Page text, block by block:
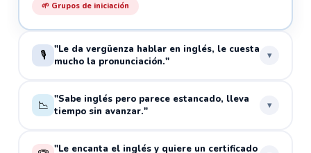
🌱 Grupos de iniciación
🎙️
"Le da vergüenza hablar en inglés, le cuesta
mucho la pronunciación."
▾
La vergüenza al hablar se trabaja desde el primer día.
Nuestros profesores nativos crean un entorno seguro
📉 "Sabe inglés pero parece estancado, lleva
tiempo sin avanzar."
▾
Cuando un niño lleva años "sabiendo inglés" pero no
"Le encanta el inglés y quiere un certificado